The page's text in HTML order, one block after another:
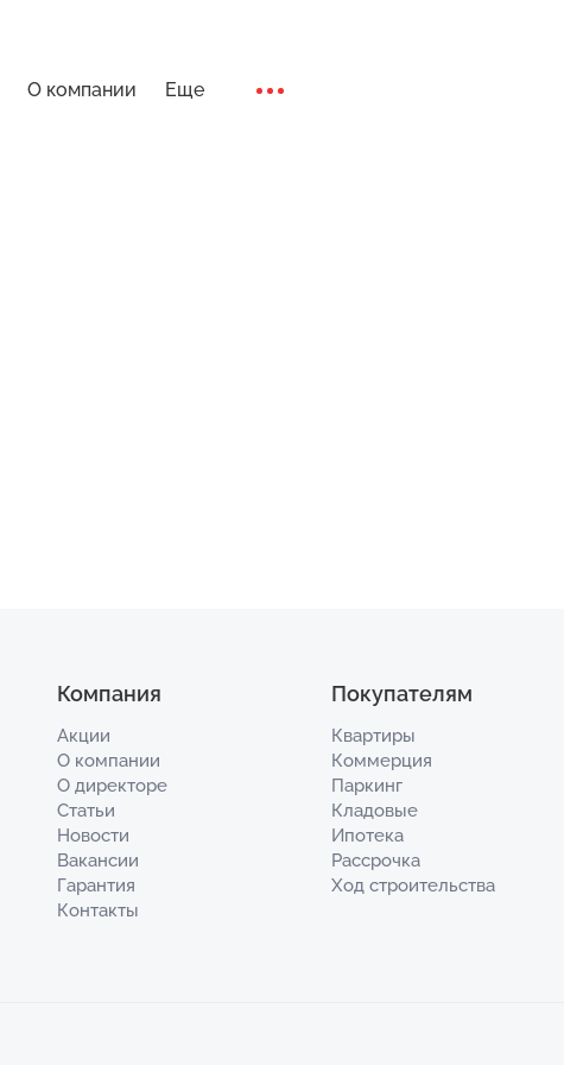
О компании Еще
Компания
Акции
О компании
О директоре
Статьи
Новости
Вакансии
Гарантия
Контакты
Покупателям
Квартиры
Коммерция
Паркинг
Кладовые
Ипотека
Рассрочка
Ход строительства